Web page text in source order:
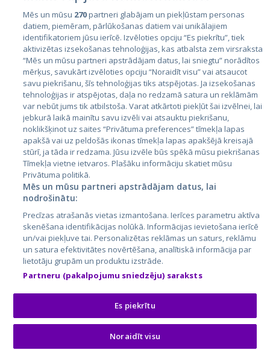
Страны
Эстония
Латвия
Литва
City24.lv
City24.ee
GetaPro.lv
GetaPro.ee
Skelbiu.lt
Autoplius.lt
Aruodas.lt
CVbankas.lt
Kainos.lt
Paslaugos.lt
auto24.ee
Osta.ee
KuldneBörs.ee
Mēs un mūsu 270partneri glabājam un piekļūstam personas
datiem, piemēram, pārlūkošanas datiem vai unikālajiem
identifikatoriem jūsu ierīcē. Izvēloties opciju “Es piekrītu”, tiek
aktivizētas izsekošanas tehnoloģijas, kas atbalsta zem virsraksta
“Mēs un mūsu partneri apstrādājam datus, lai sniegtu” norādītos
mērķus, savukārt izvēloties opciju “Noraidīt visu” vai atsaucot
savu piekrišanu, šīs tehnoloģijas tiks atspējotas. Ja izsekošanas
tehnoloģijas ir atspējotas, daļa no redzamā satura un reklāmām
var nebūt jums tik atbilstoša. Varat atkārtoti piekļūt šai izvēlnei, lai
jebkurā laikā mainītu savu izvēli vai atsauktu piekrišanu,
noklikšķinot uz saites “Privātuma preferences” tīmekļa lapas
apakšā vai uz peldošās ikonas tīmekļa lapas apakšējā kreisajā
stūrī, ja tāda ir redzama. Jūsu izvēle būs spēkā mūsu piekrišanas
Tīmekļa vietne ietvaros. Plašāku informāciju skatiet mūsu
Privātuma politikā.
Mēs un mūsu partneri apstrādājam datus, lai
nodrošinātu:
Precīzas atrašanās vietas izmantošana. Ierīces parametru aktīva
skenēšana identifikācijas nolūkā. Informācijas ievietošana ierīcē
un/vai piekļuve tai. Personalizētas reklāmas un saturs, reklāmu
un satura efektivitātes novērtēšana, analītiskā informācija par
lietotāju grupām un produktu izstrāde.
Partneru (pakalpojumu sniedzēju) saraksts
Es piekrītu
Noraidīt visu